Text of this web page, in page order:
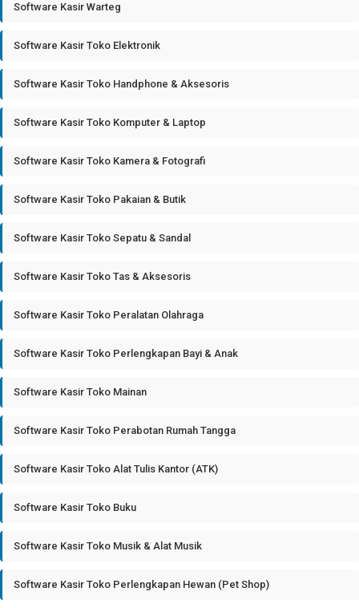
Software Kasir Warteg
Software Kasir Toko Elektronik
Software Kasir Toko Handphone & Aksesoris
Software Kasir Toko Komputer & Laptop
Software Kasir Toko Kamera & Fotografi
Software Kasir Toko Pakaian & Butik
Software Kasir Toko Sepatu & Sandal
Software Kasir Toko Tas & Aksesoris
Software Kasir Toko Peralatan Olahraga
Software Kasir Toko Perlengkapan Bayi & Anak
Software Kasir Toko Mainan
Software Kasir Toko Perabotan Rumah Tangga
Software Kasir Toko Alat Tulis Kantor (ATK)
Software Kasir Toko Buku
Software Kasir Toko Musik & Alat Musik
Software Kasir Toko Perlengkapan Hewan (Pet Shop)